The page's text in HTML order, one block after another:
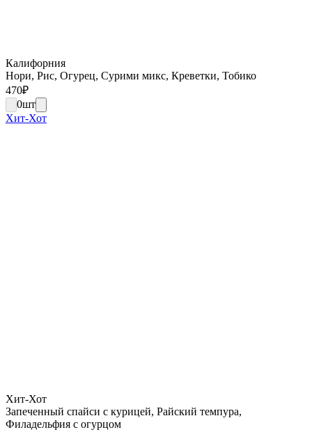
Калифорния
Нори, Рис, Огурец, Сурими микс, Креветки, Тобико
470₽
0шт
Хит-Хот
Хит-Хот
Запеченный спайси с курицей, Райский темпура,
Филадельфия с огурцом